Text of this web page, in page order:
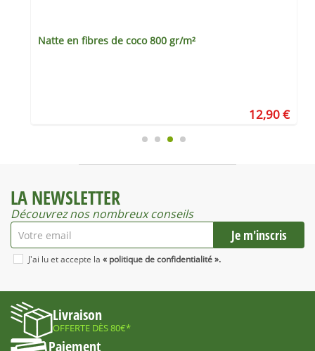
Natte en fibres de coco 800 gr/m²
12,90 €
LA NEWSLETTER
Découvrez nos nombreux conseils
J'ai lu et accepte la « politique de confidentialité ».
Livraison
OFFERTE DÈS 80€*
Paiement